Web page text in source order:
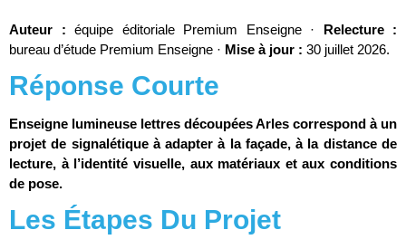
Auteur : équipe éditoriale Premium Enseigne · Relecture :
bureau d’étude Premium Enseigne · Mise à jour : 30 juillet 2026.
Réponse Courte
Enseigne lumineuse lettres découpées Arles correspond à un
projet de signalétique à adapter à la façade, à la distance de
lecture, à l’identité visuelle, aux matériaux et aux conditions
de pose.
Les Étapes Du Projet